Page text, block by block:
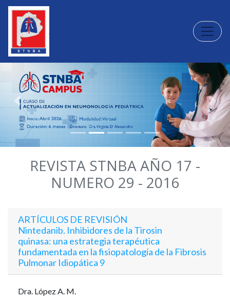
Previous Next
REVISTA STNBA AÑO 17 -
NUMERO 29 - 2016
ARTÍCULOS DE REVISIÓN
Nintedanib. Inhibidores de la Tirosin
quinasa: una estrategia terapéutica
fundamentada en la fisiopatología de la Fibrosis
Pulmonar Idiopática 9
Dra. López A. M.